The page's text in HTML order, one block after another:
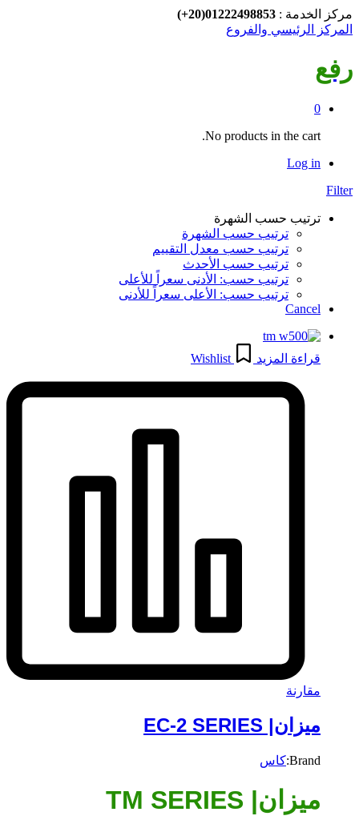
مركز الخدمة : 01222498853(20+)
المركز الرئيسي والفروع
رفع
0
No products in the cart.
Log in
Filter
ترتيب حسب الشهرة
ترتيب حسب الشهرة
ترتيب حسب معدل التقييم
ترتيب حسب الأحدث
ترتيب حسب: الأدنى سعراً للأعلى
ترتيب حسب: الأعلى سعراً للأدنى
Cancel
قراءة المزيد Wishlist
مقارنة
ميزان| EC-2 SERIES
Brand: كاس
ميزان| TM SERIES